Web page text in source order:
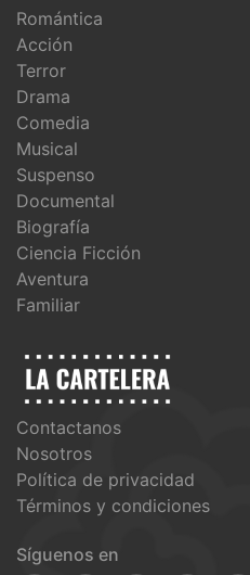
Romántica
Acción
Terror
Drama
Comedia
Musical
Suspenso
Documental
Biografía
Ciencia Ficción
Aventura
Familiar
Contactanos
Nosotros
Política de privacidad
Términos y condiciones
Síguenos en